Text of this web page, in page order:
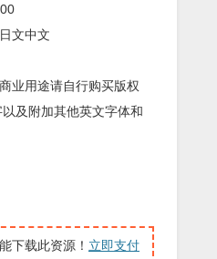
文中文
业用途请自行购买版权
及附加其他英文字体和
下载此资源！ 立即支付